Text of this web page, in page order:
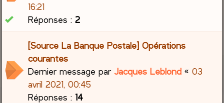
16:21
Réponses :2
[Source La Banque Postale] Opérations
courantes
Dernier message parJacques Leblond «03
avril 2021, 00:45
Réponses :14